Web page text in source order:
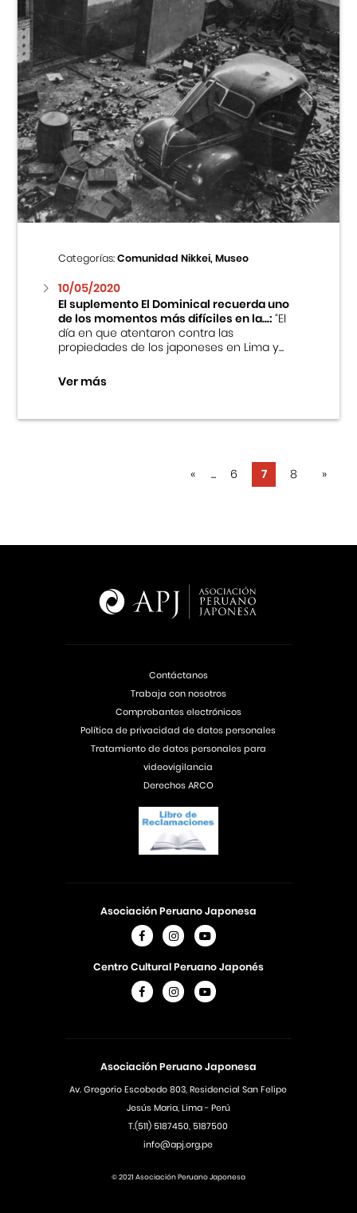
Categorías:Comunidad Nikkei, Museo
10/05/2020
El suplemento El Dominical recuerda uno
de los momentos más difíciles en la...:“El
día en que atentaron contra las
propiedades de los japoneses en Lima y...
Ver más
« ... 6 7 8 »
Asociación Peruano Japonesa
Av. Gregorio Escobedo 803, Residencial San Felipe
Jesús Maria, Lima - Perú
T.(511) 5187450, 5187500
info@apj.org.pe
Asociación Peruano Japonesa
Centro Cultural Peruano Japonés
Contáctanos
Trabaja con nosotros
Comprobantes electrónicos
Política de privacidad de datos personales
Tratamiento de datos personales para
videovigilancia
Derechos ARCO
© 2021 Asociación Peruano Japonesa